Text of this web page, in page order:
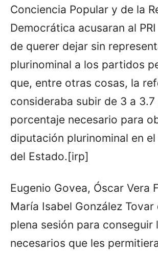
Conciencia Popular y de la
Democrática acusaran al PRI
de querer dejar sin
plurinominal a los partidos
que, entre otras cosas, la
consideraba subir de 3 a 3.7
porcentaje necesario para
diputación plurinominal en
del Estado.[irp]
Eugenio Govea, Óscar Vera
María Isabel González
plena sesión para conseguir
necesarios que les